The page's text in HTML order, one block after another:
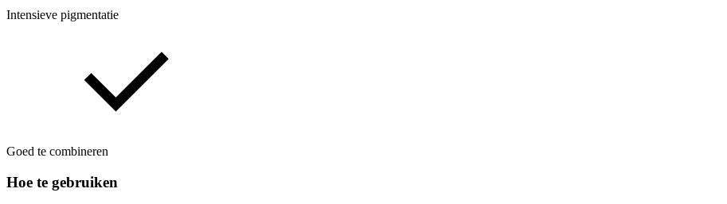
Intensieve pigmentatie
Goed te combineren
Hoe te gebruiken